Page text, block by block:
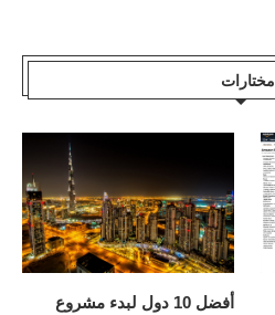
مختارات
أفضل 10 دول لبدء مشروع